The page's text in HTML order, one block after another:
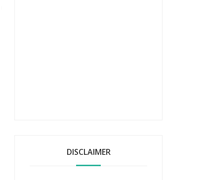
DISCLAIMER